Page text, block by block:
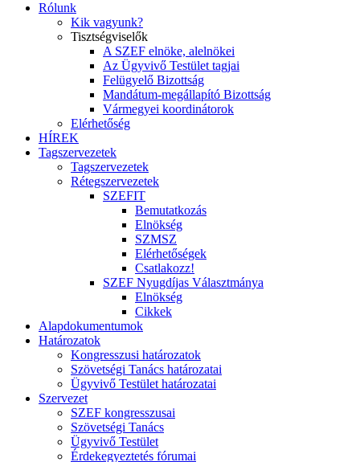
Rólunk
Kik vagyunk?
Tisztségviselők
A SZEF elnöke, alelnökei
Az Ügyvivő Testület tagjai
Felügyelő Bizottság
Mandátum-megállapító Bizottság
Vármegyei koordinátorok
Elérhetőség
HÍREK
Tagszervezetek
Tagszervezetek
Rétegszervezetek
SZEFIT
Bemutatkozás
Elnökség
SZMSZ
Elérhetőségek
Csatlakozz!
SZEF Nyugdíjas Választmánya
Elnökség
Cikkek
Alapdokumentumok
Határozatok
Kongresszusi határozatok
Szövetségi Tanács határozatai
Ügyvivő Testület határozatai
Szervezet
SZEF kongresszusai
Szövetségi Tanács
Ügyvivő Testület
Érdekegyeztetés fórumai